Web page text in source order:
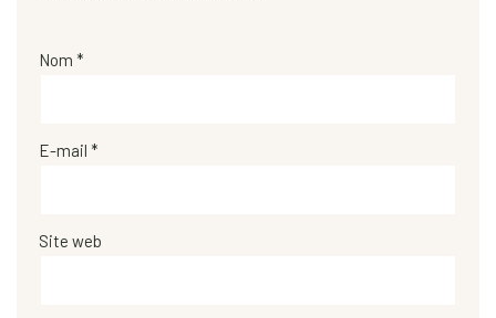
Nom *
E-mail *
Site web